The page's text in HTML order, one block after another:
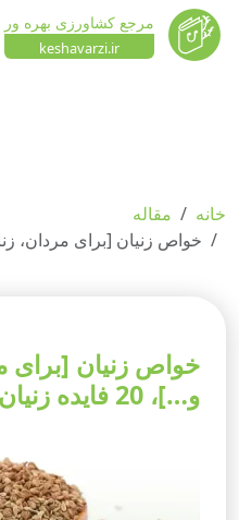
مرجع کشاورزی بهره ور
keshavarzi.ir
خانه
مقاله
خواص زنیان [برای مردان، زنان،
خواص زنیان [برای
و…]، 20 فایده زنیان